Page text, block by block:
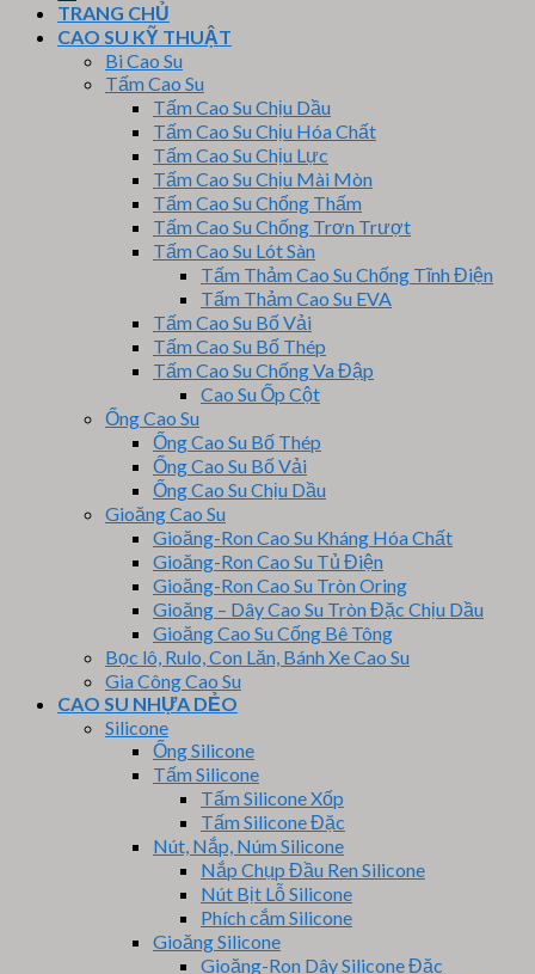
TRANG CHỦ
CAO SU KỸ THUẬT
Bi Cao Su
Tấm Cao Su
Tấm Cao Su Chịu Dầu
Tấm Cao Su Chịu Hóa Chất
Tấm Cao Su Chịu Lực
Tấm Cao Su Chịu Mài Mòn
Tấm Cao Su Chống Thấm
Tấm Cao Su Chống Trơn Trượt
Tấm Cao Su Lót Sàn
Tấm Thảm Cao Su Chống Tĩnh Điện
Tấm Thảm Cao Su EVA
Tấm Cao Su Bố Vải
Tấm Cao Su Bố Thép
Tấm Cao Su Chống Va Đập
Cao Su Ốp Cột
Ống Cao Su
Ống Cao Su Bố Thép
Ống Cao Su Bố Vải
Ống Cao Su Chịu Dầu
Gioăng Cao Su
Gioăng-Ron Cao Su Kháng Hóa Chất
Gioăng-Ron Cao Su Tủ Điện
Gioăng-Ron Cao Su Tròn Oring
Gioăng – Dây Cao Su Tròn Đặc Chịu Dầu
Gioăng Cao Su Cống Bê Tông
Bọc lô, Rulo, Con Lăn, Bánh Xe Cao Su
Gia Công Cao Su
CAO SU NHỰA DẺO
Silicone
Ống Silicone
Tấm Silicone
Tấm Silicone Xốp
Tấm Silicone Đặc
Nút, Nắp, Núm Silicone
Nắp Chụp Đầu Ren Silicone
Nút Bịt Lỗ Silicone
Phích cắm Silicone
Gioăng Silicone
Gioăng-Ron Dây Silicone Đặc